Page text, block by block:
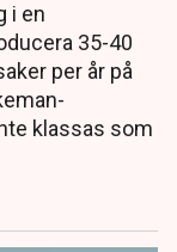
i en
35-40
per år på
klassas som